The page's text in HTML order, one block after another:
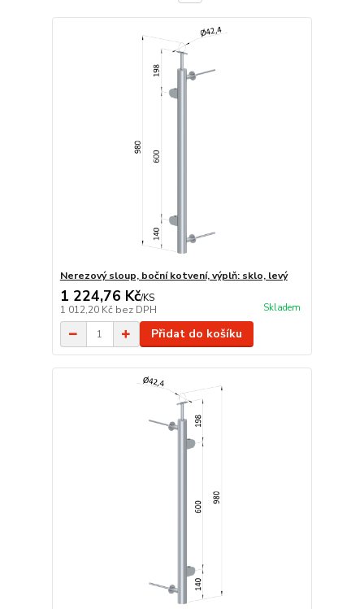
Nerezový sloup, boční kotvení, výplň: sklo, levý
1 224,76 Kč/KS
1 012,20 Kč bez DPH Skladem
Přidat do košíku